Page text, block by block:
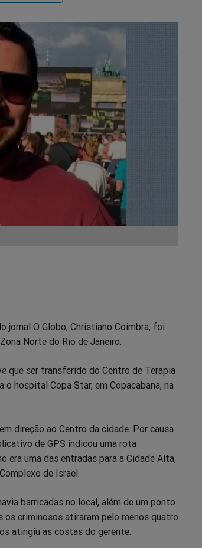
jornal O Globo, Christiano Coimbra, foi
Norte do Rio de Janeiro.
que ser transferido do Centro de Terapia
hospital Copa Star, em Copacabana, na
direção ao Centro da cidade. Por causa
de GPS indicou uma rota
era uma das entradas para a Cidade Alta,
de Israel.
barricadas no local, além de um ponto
criminosos atiraram pelo menos quatro
atingiu as costas do gerente.